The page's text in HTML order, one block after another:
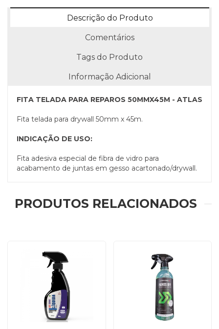
Descrição do Produto
Comentários
Tags do Produto
Informação Adicional
FITA TELADA PARA REPAROS 50MMX45M - ATLAS
Fita telada para drywall 50mm x 45m.
INDICAÇÃO DE USO:
Fita adesiva especial de fibra de vidro para
acabamento de juntas em gesso acartonado/drywall.
PRODUTOS RELACIONADOS